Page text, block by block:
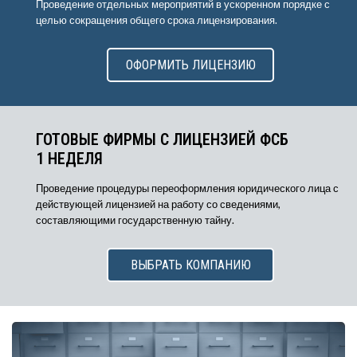
Проведение отдельных мероприятий в ускоренном порядке с
целью сокращения общего срока лицензирования.
ОФОРМИТЬ ЛИЦЕНЗИЮ
ГОТОВЫЕ ФИРМЫ С ЛИЦЕНЗИЕЙ ФСБ
1 НЕДЕЛЯ
Проведение процедуры переоформления юридического лица с
действующей лицензией на работу со сведениями,
составляющими государственную тайну.
ВЫБРАТЬ КОМПАНИЮ